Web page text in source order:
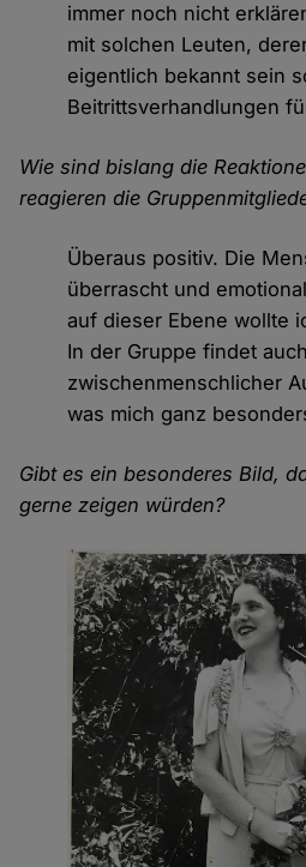
immer noch nicht
mit solchen Leuten,
eigentlich bekannt sein
Beitrittsverhandlungen
Wie sind bislang die
reagieren die
Überaus positiv. Die
überrascht und
auf dieser Ebene wollte
In der Gruppe findet
zwischenmenschlicher
was mich ganz
Gibt es ein besonderes Bild,
gerne zeigen würden?